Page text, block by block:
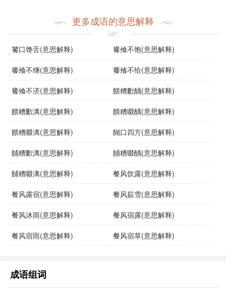
“餔糟歠醨”可以用于各种语境，包括文学作品、日常对话与
演讲。比如，在文学作品中，可以用来描写人物的生活状
态；在日常对话中，可能用于形容某人的饮食*惯；在演讲
中，则可用来批评社会中某些不健康的生活方式。
示例句子
在农村，很多人依旧过着餔糟歠醨的生活，吃着简单的
食物。
他虽然生活条件艰苦，但从不觉得餔糟歠醨有什么不
好。
经过多年的奋斗，她终于不再过餔糟歠醨的日子，开始
享受美食和生活的乐趣。
同义成语：
更多成语的意思解释
饕口馋舌(意思解释) 饔飧不饱(意思解释)
饔飧不继(意思解释) 饔飧不给(意思解释)
饔飧不济(意思解释) 餵糟歠醨(意思解释)
餵糟歠漓(意思解释) 餵糟啜醨(意思解释)
餵糟啜漓(意思解释) 餬口四方(意思解释)
餔糟歠漓(意思解释) 餔糟啜醨(意思解释)
餔糟啜漓(意思解释) 餐风饮露(意思解释)
餐风露宿(意思解释) 餐风茹雪(意思解释)
餐风沐雨(意思解释) 餐风宿露(意思解释)
餐风宿雨(意思解释) 餐风宿草(意思解释)
成语组词